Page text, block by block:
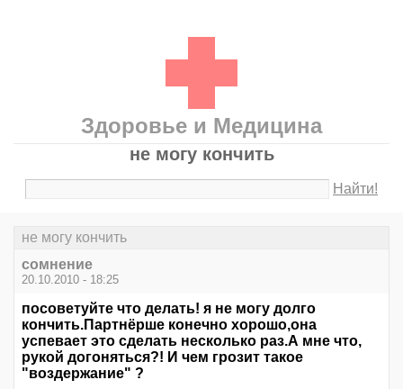
Здоровье и Медицина
не могу кончить
Найти!
не могу кончить
сомнение
20.10.2010 - 18:25
посоветуйте что делать! я не могу долго
кончить.Партнёрше конечно хорошо,она
успевает это сделать несколько раз.А мне что,
рукой догоняться?! И чем грозит такое
"воздержание" ?